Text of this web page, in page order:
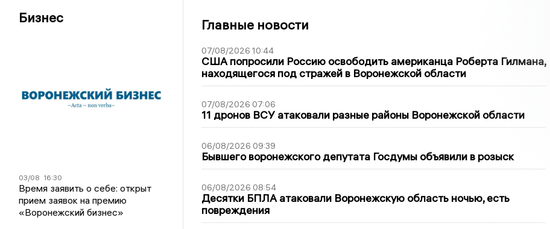
Бизнес
03/08 16:30
Время заявить о себе: открыт
прием заявок на премию
«Воронежский бизнес»
Главные новости
07/08/2026 10:44
США попросили Россию освободить американца Роберта Гилмана,
находящегося под стражей в Воронежской области
07/08/2026 07:06
11 дронов ВСУ атаковали разные районы Воронежской области
06/08/2026 09:39
Бывшего воронежского депутата Госдумы объявили в розыск
06/08/2026 08:54
Десятки БПЛА атаковали Воронежскую область ночью, есть
повреждения